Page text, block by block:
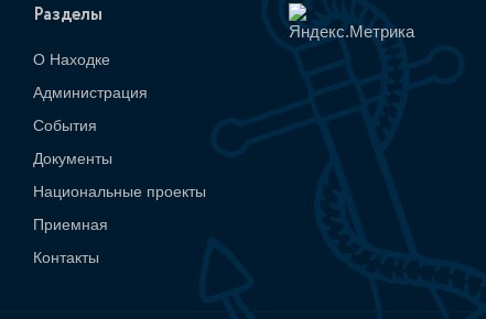
Разделы
О Находке
Администрация
События
Документы
Национальные проекты
Приемная
Контакты